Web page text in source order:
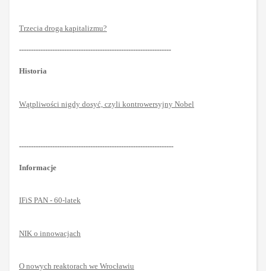
Trzecia droga kapitalizmu?
----------------------------------------------------------------
Historia
Wątpliwości nigdy dosyć, czyli kontrowersyjny Nobel
-----------------------------------------------------------------
Informacje
IFiS PAN - 60-latek
NIK o innowacjach
O nowych reaktorach we Wrocławiu